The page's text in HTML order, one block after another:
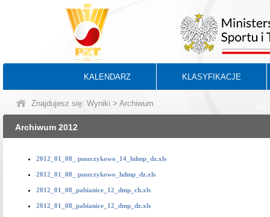
KALENDARZ KLASYFIKACJE
Znajdujesz się: Wyniki > Archiwum
Archiwum 2012
2012_01_08_ puszczykowo_14_hdmp_dz.xls
2012_01_08_ puszczykowo_hdmp_dz.xls
2012_01_08_pabianice_12_dmp_ch.xls
2012_01_08_pabianice_12_dmp_dz.xls